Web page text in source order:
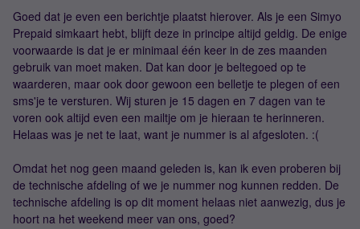
Goed dat je even een berichtje plaatst hierover. Als je een Simyo
Prepaid simkaart hebt, blijft deze in principe altijd geldig. De enige
voorwaarde is dat je er minimaal één keer in de zes maanden
gebruik van moet maken. Dat kan door je beltegoed op te
waarderen, maar ook door gewoon een belletje te plegen of een
sms'je te versturen. Wij sturen je 15 dagen en 7 dagen van te
voren ook altijd even een mailtje om je hieraan te herinneren.
Helaas was je net te laat, want je nummer is al afgesloten. :(
Omdat het nog geen maand geleden is, kan ik even proberen bij
de technische afdeling of we je nummer nog kunnen redden. De
technische afdeling is op dit moment helaas niet aanwezig, dus je
hoort na het weekend meer van ons, goed?